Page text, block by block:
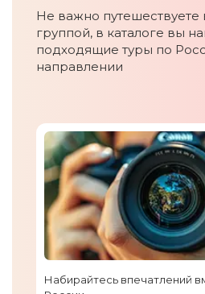
Не важно путешествуете
группой, в каталоге вы
подходящие туры по
направлении
Набирайтесь впечатлений